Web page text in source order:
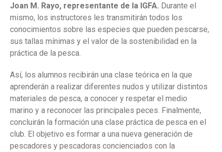
Joan M. Rayo, representante de la IGFA. Durante el
mismo, los instructores les transmitirán todos los
conocimientos sobre las especies que pueden pescarse,
sus tallas mínimas y el valor de la sostenibilidad en la
práctica de la pesca.
Así, los alumnos recibirán una clase teórica en la que
aprenderán a realizar diferentes nudos y utilizar distintos
materiales de pesca, a conocer y respetar el medio
marino y a reconocer las principales peces. Finalmente,
concluirán la formación una clase práctica de pesca en el
club. El objetivo es formar a una nueva generación de
pescadores y pescadoras concienciados con la